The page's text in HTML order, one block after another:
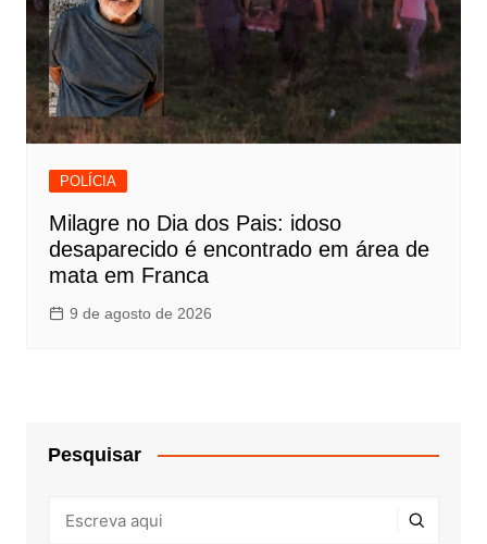
POLÍCIA
Milagre no Dia dos Pais: idoso
desaparecido é encontrado em área de
mata em Franca
9 de agosto de 2026
Pesquisar